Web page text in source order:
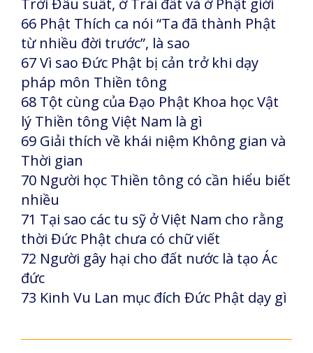
Trời Đâu suất, ở Trái đất và ở Phật giới
66 Phật Thích ca nói “Ta đã thành Phật
từ nhiều đời trước”, là sao
67 Vì sao Đức Phật bị cản trở khi dạy
pháp môn Thiền tông
68 Tột cùng của Đạo Phật Khoa học Vật
lý Thiền tông Việt Nam là gì
69 Giải thích về khái niệm Không gian và
Thời gian
70 Người học Thiền tông có cần hiểu biết
nhiều
71 Tại sao các tu sỹ ở Việt Nam cho rằng
thời Đức Phật chưa có chữ viết
72 Người gây hại cho đất nước là tạo Ác
đức
73 Kinh Vu Lan mục đích Đức Phật dạy gì